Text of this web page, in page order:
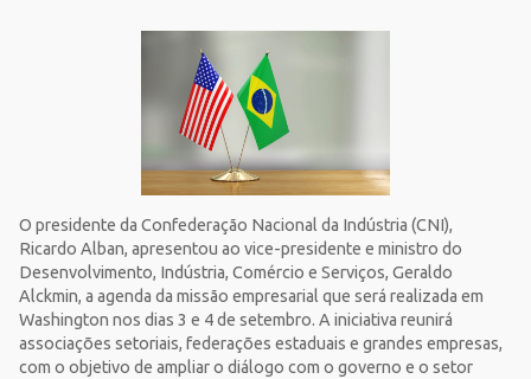
O presidente da Confederação Nacional da Indústria (CNI),
Ricardo Alban, apresentou ao vice-presidente e ministro do
Desenvolvimento, Indústria, Comércio e Serviços, Geraldo
Alckmin, a agenda da missão empresarial que será realizada em
Washington nos dias 3 e 4 de setembro. A iniciativa reunirá
associações setoriais, federações estaduais e grandes empresas,
com o objetivo de ampliar o diálogo com o governo e o setor